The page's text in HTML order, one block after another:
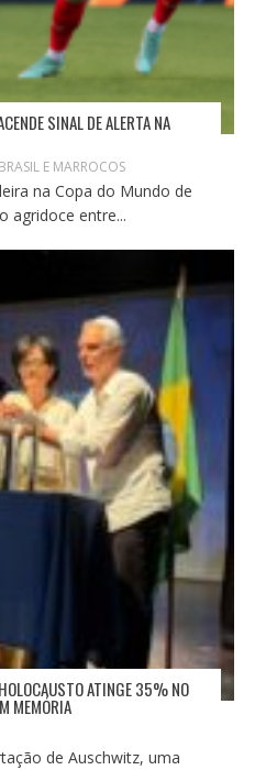
SINAL DE ALERTA NA
BRASIL E MARROCOS
na Copa do Mundo de
agridoce entre...
ATINGE 35% NO
MEMÓRIA
de Auschwitz, uma